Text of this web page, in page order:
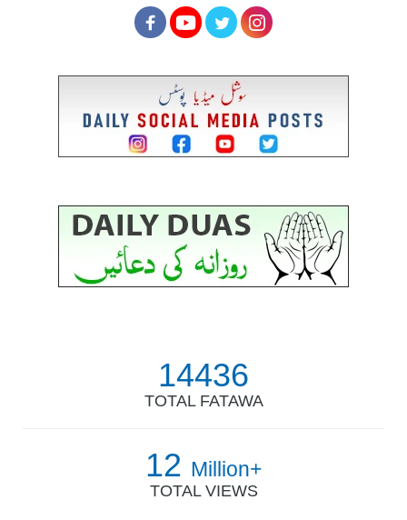
14436
TOTAL FATAWA
12 Million+
TOTAL VIEWS